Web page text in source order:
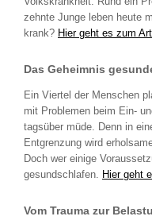
zehnte Junge leben heute
krank? Hier geht es zum
Das Geheimnis
Ein Viertel der Menschen
mit Problemen beim Ein-
tagsüber müde. Denn in
Entgrenzung wird
Doch wer einige
gesundschlafen.
Hier geht
Vom Trauma zur